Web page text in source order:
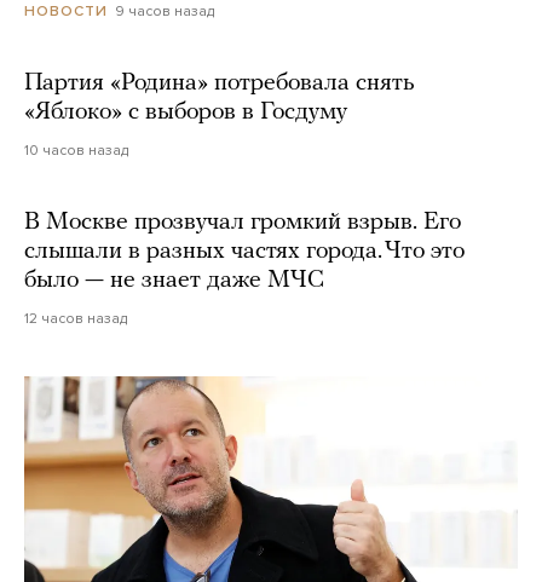
НОВОСТИ 9 часов назад
Партия «Родина» потребовала снять
«Яблоко» с выборов в Госдуму
10 часов назад
В Москве прозвучал громкий взрыв. Его
слышали в разных частях города. Что это
было — не знает даже МЧС
12 часов назад